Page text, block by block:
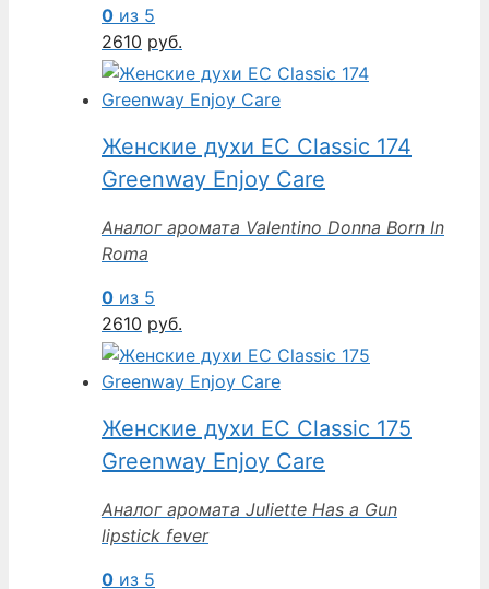
0 из 5
2610 руб.
Женские духи EC Classic 174
Greenway Enjoy Care
Аналог аромата Valentino Donna Born In
Roma
0 из 5
2610 руб.
Женские духи EC Classic 175
Greenway Enjoy Care
Аналог аромата Juliette Has a Gun
lipstick fever
0 из 5